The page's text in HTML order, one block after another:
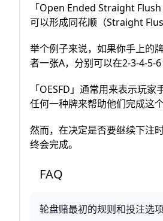
「Open Ended Straight
可以形成同花顺（Straight
举个例子来说，如果你手上的
者一张A，分别可以在2-3-4-5-
「OESFD」通常用来表示玩
任何一种牌来帮助他们完成这
然而，在决定是否要继续下注
终会完成。
FAQ
轮盘赌最初的规则和投注选